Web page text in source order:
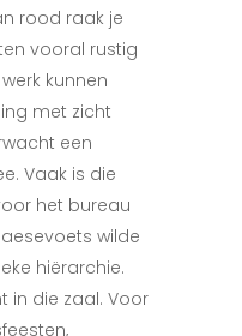
rood raak je
vooral rustig
kunnen
met zicht
een
Vaak is die
het bureau
wilde
hiërarchie.
in die zaal. Voor